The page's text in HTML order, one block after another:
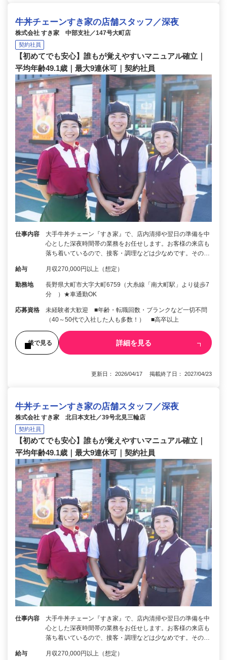
牛丼チェーンすき家の店舗スタッフ／深夜
株式会社 すき家 中部支社／147号大町店
契約社員
【初めてでも安心】誰もが覚えやすいマニュアル確立｜
平均年齢49.1歳｜最大9連休可｜契約社員
仕事内容
大手牛丼チェーン『すき家』で、店内清掃や翌日の準備を中
心とした深夜時間帯の業務をお任せします。お客様の来店も
落ち着いているので、接客・調理などは少なめです。その…
給与 月収270,000円以上（想定）
勤務地
長野県大町市大字大町6759（大糸線「南大町駅」より徒歩7
分 ）★車通勤OK
応募資格
未経験者大歓迎 ■年齢・転職回数・ブランクなど一切不問
（40～50代で入社した人も多数！） ■高卒以上
後で見る 詳細を見る
更新日： 2026/04/17 掲載終了日： 2027/04/23
牛丼チェーンすき家の店舗スタッフ／深夜
株式会社 すき家 北日本支社／39号北見三輪店
契約社員
【初めてでも安心】誰もが覚えやすいマニュアル確立｜
平均年齢49.1歳｜最大9連休可｜契約社員
仕事内容
大手牛丼チェーン『すき家』で、店内清掃や翌日の準備を中
心とした深夜時間帯の業務をお任せします。お客様の来店も
落ち着いているので、接客・調理などは少なめです。その…
給与 月収270,000円以上（想定）